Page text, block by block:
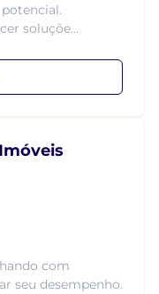
soluçõe...
com
seu desempenho.